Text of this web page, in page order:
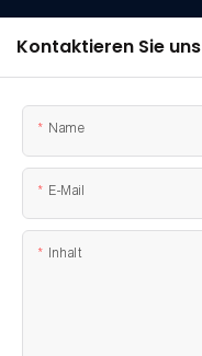
Kontaktieren Sie uns
Name
E-Mail
Inhalt